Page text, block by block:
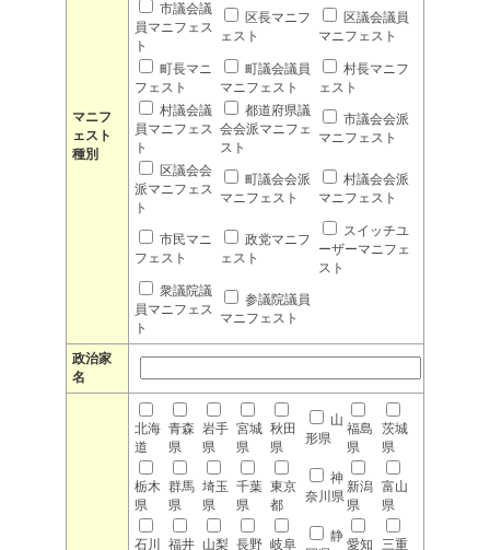
マニフ
ェスト
種別
市議会議
員マニフェス
ト
区長マニフ
ェスト
区議会議員
マニフェスト
町長マニ
フェスト
町議会議員
マニフェスト
村長マニフ
ェスト
村議会議
員マニフェス
ト
都道府県議
会会派マニフェ
スト
市議会会派
マニフェスト
区議会会
派マニフェス
ト
町議会会派
マニフェスト
村議会会派
マニフェスト
市民マニ
フェスト
政党マニフ
ェスト
スイッチユ
ーザーマニフェ
スト
衆議院議
員マニフェス
ト
参議院議員
マニフェスト
政治家
名
北海
道
青森
県
岩手
県
宮城
県
秋田
県
山
形県
福島
県
茨城
県
栃木
県
群馬
県
埼玉
県
千葉
県
東京
都
神
奈川県
新潟
県
富山
県
石川
福井 山梨 長野 岐阜
静
愛知
三重